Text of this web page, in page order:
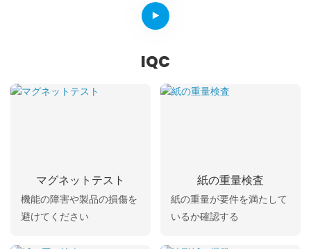
IQC
マグネットテスト
機能の障害や製品の損傷を
避けてください
紙の重量検査
紙の重量が要件を満たして
いるか確認する